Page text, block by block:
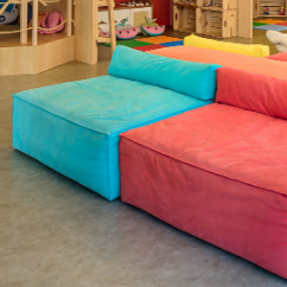
EVENTOS
VILLAS
SHOP | SELEZIONE
DESCUBRA
WHAT'S COOKING
CORRIERE
HISTÓRIA
SUSTENTABILIDADE
CONTATO